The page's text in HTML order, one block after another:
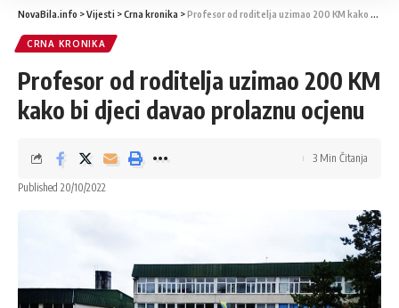
NovaBila.info >Vijesti >Crna kronika >Profesor od roditelja uzimao 200 KM kako bi djeci davao prolaznu ocjenu
CRNA KRONIKA
Profesor od roditelja uzimao 200 KM
kako bi djeci davao prolaznu ocjenu
Published 20/10/2022
3 Min Čitanja